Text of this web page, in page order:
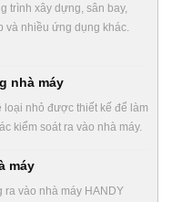
trình xây dựng, sân bay,
và nhiều ứng dụng khác.
nhà máy
nhỏ được thiết kế để làm
kiểm soát ra vào nhà máy.
máy
ra vào nhà máy HANDY